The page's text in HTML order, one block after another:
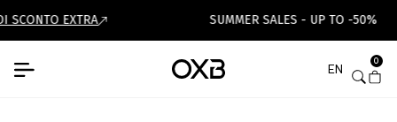
EXTRA SUMMER SALES - UP TO -50%
EN
0